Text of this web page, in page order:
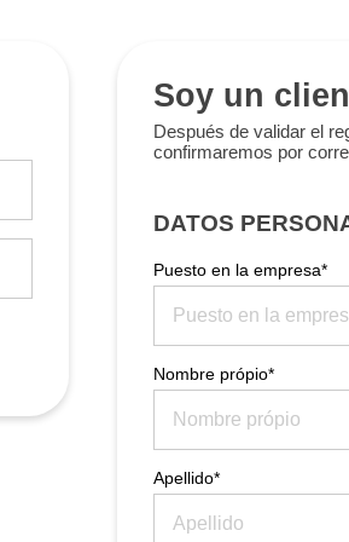
Soy un
Después de validar el
confirmaremos por
DATOS
Puesto en la empresa*
Nombre própio*
Apellido*